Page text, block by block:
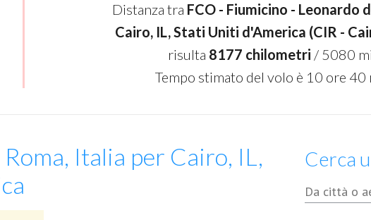
Distanza tra FCO - Fiumicino - Leonardo
Cairo, IL, Stati Uniti d'America (CIR -
risulta 8177 chilometri / 5080
Tempo stimato del volo è 10 ore 40
Italia per Cairo, IL,
Cerca